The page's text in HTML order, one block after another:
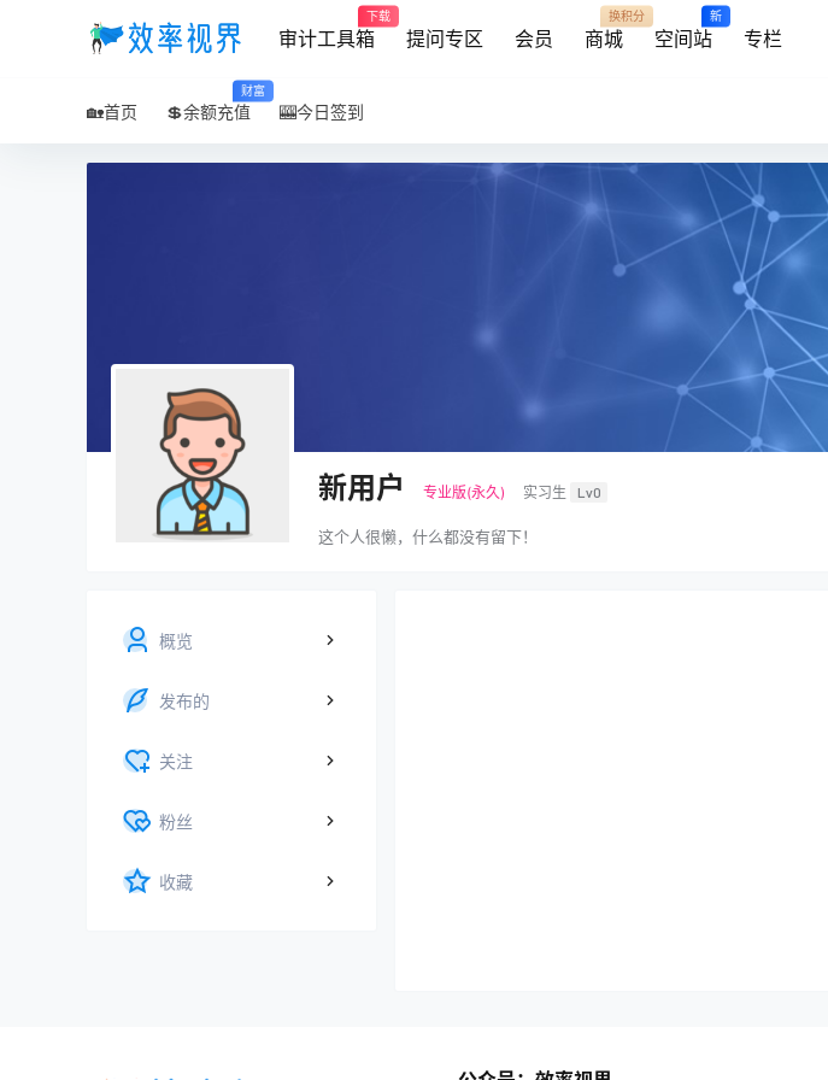
审计工具箱
下载
提问专区 会员 商城
换积分
空间站
新
专栏
🏡首页 💲余额充值
财富
🎰今日签到
新用户 专业版(永久) 实习生 Lv0
这个人很懒，什么都没有留下！
概览
发布的
关注
粉丝
收藏